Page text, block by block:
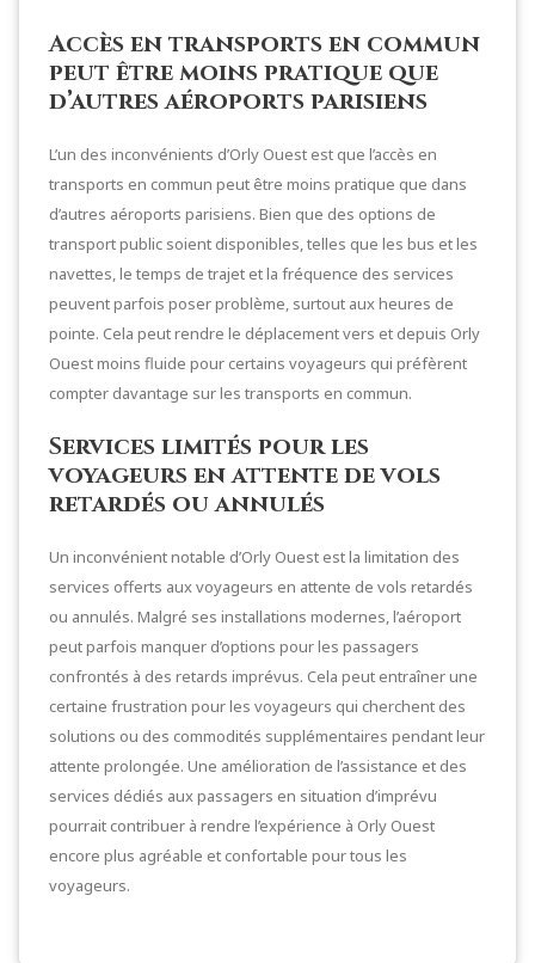
Accès en transports en commun
peut être moins pratique que
d’autres aéroports parisiens
L’un des inconvénients d’Orly Ouest est que l’accès en
transports en commun peut être moins pratique que dans
d’autres aéroports parisiens. Bien que des options de
transport public soient disponibles, telles que les bus et les
navettes, le temps de trajet et la fréquence des services
peuvent parfois poser problème, surtout aux heures de
pointe. Cela peut rendre le déplacement vers et depuis Orly
Ouest moins fluide pour certains voyageurs qui préfèrent
compter davantage sur les transports en commun.
Services limités pour les
voyageurs en attente de vols
retardés ou annulés
Un inconvénient notable d’Orly Ouest est la limitation des
services offerts aux voyageurs en attente de vols retardés
ou annulés. Malgré ses installations modernes, l’aéroport
peut parfois manquer d’options pour les passagers
confrontés à des retards imprévus. Cela peut entraîner une
certaine frustration pour les voyageurs qui cherchent des
solutions ou des commodités supplémentaires pendant leur
attente prolongée. Une amélioration de l’assistance et des
services dédiés aux passagers en situation d’imprévu
pourrait contribuer à rendre l’expérience à Orly Ouest
encore plus agréable et confortable pour tous les
voyageurs.